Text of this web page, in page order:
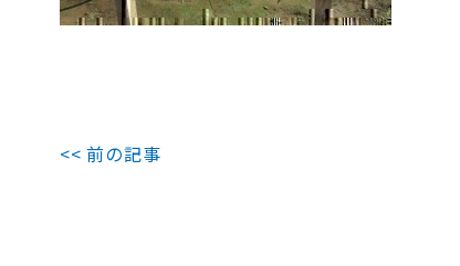
<< 前の記事